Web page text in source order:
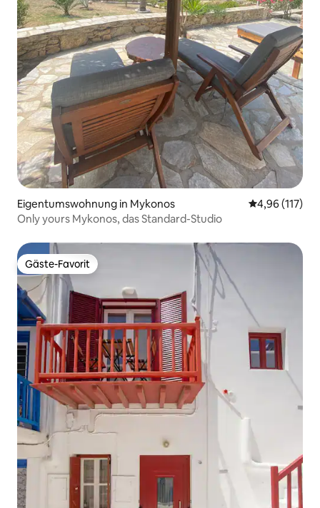
Eigentumswohnung in Mykonos
4,96 (117)
Only yours Mykonos, das Standard-Studio
Gäste-Favorit
Gäste-Favorit